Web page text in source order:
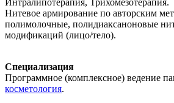
Нитевое армирование по авторским
полимолочные, полидиаксаноновые
модификаций (лицо/тело).
Специализация
Программное (комплексное) ведение
косметология.